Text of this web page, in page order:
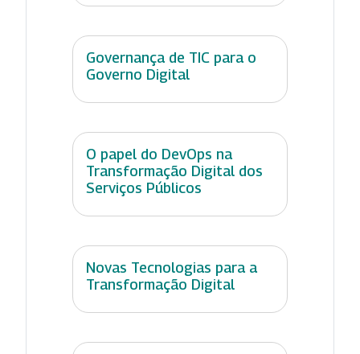
Governança de TIC para o
Governo Digital
O papel do DevOps na
Transformação Digital dos
Serviços Públicos
Novas Tecnologias para a
Transformação Digital